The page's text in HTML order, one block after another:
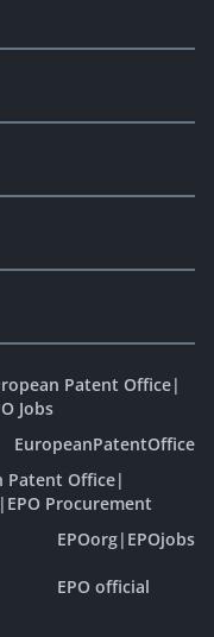
Patent Office|
Jobs
EuropeanPatentOffice
Patent Office|
| EPO Procurement
EPOorg| EPOjobs
EPO official